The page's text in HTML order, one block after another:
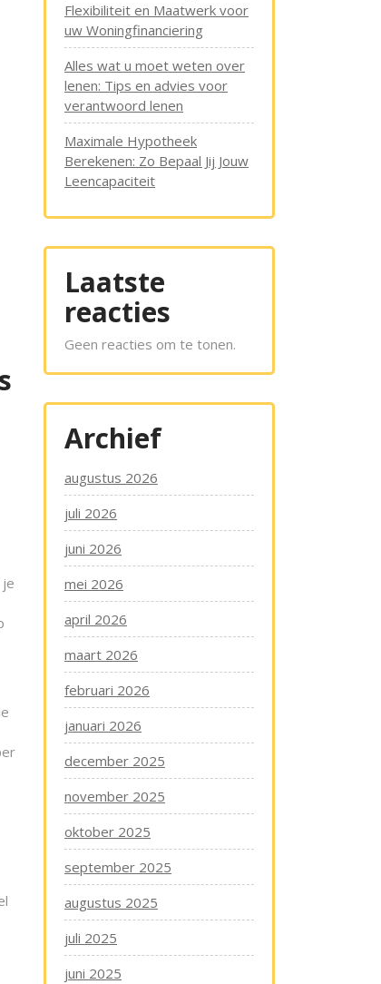
Flexibiliteit en Maatwerk voor
uw Woningfinanciering
Alles wat u moet weten over
lenen: Tips en advies voor
verantwoord lenen
Maximale Hypotheek
Berekenen: Zo Bepaal Jij Jouw
Leencapaciteit
Laatste
reacties
Geen reacties om te tonen.
Archief
augustus 2026
juli 2026
juni 2026
mei 2026
april 2026
maart 2026
februari 2026
januari 2026
december 2025
november 2025
oktober 2025
september 2025
augustus 2025
juli 2025
juni 2025